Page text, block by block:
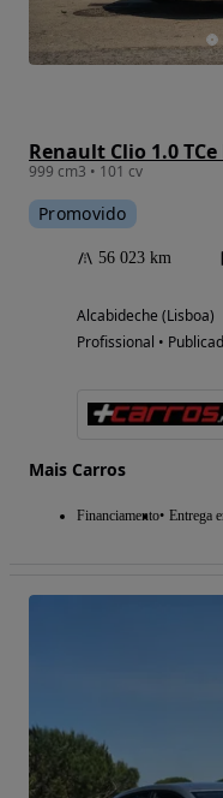
Renault Clio 1.0
999 cm3 • 101 cv
Promovido
56 023 km
Alcabideche (Lisboa)
Profissional •
Mais Carros
Financiamento Entrega